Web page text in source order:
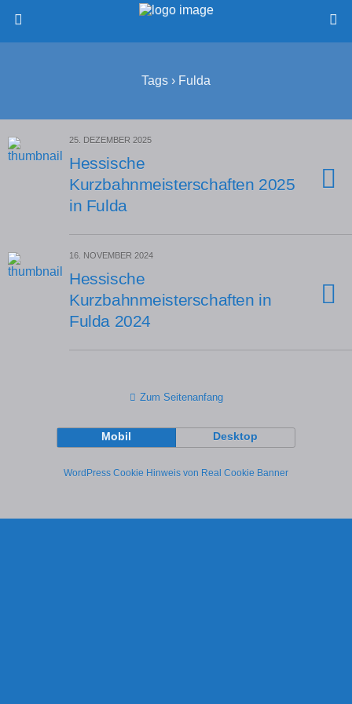
Tags › Fulda
25. DEZEMBER 2025
Hessische
Kurzbahnmeisterschaften 2025
in Fulda
16. NOVEMBER 2024
Hessische
Kurzbahnmeisterschaften in
Fulda 2024
Zum Seitenanfang
Mobil Desktop
WordPress Cookie Hinweis von Real Cookie Banner